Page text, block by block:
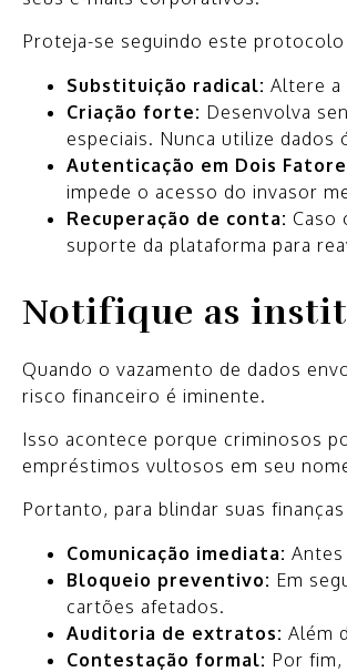
Proteja-se seguindo este protocolo
Substituição radical: Altere a
Criação forte: Desenvolva
especiais. Nunca utilize dados
Autenticação em Dois
impede o acesso do invasor
Recuperação de conta: Caso
suporte da plataforma para
Notifique as
Quando o vazamento de dados
risco financeiro é iminente.
Isso acontece porque criminosos
empréstimos vultosos em seu
Portanto, para blindar suas
Comunicação imediata:
Bloqueio preventivo: Em
cartões afetados.
Auditoria de extratos: Além
Contestação formal: Por